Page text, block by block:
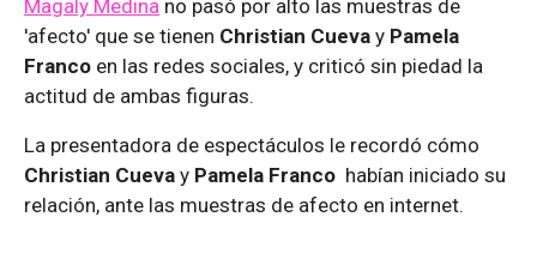
Magaly Medina no pasó por alto las muestras de
'afecto' que se tienen Christian Cueva y Pamela
Franco en las redes sociales, y criticó sin piedad la
actitud de ambas figuras.
La presentadora de espectáculos le recordó cómo
Christian Cueva y Pamela Franco habían iniciado su
relación, ante las muestras de afecto en internet.